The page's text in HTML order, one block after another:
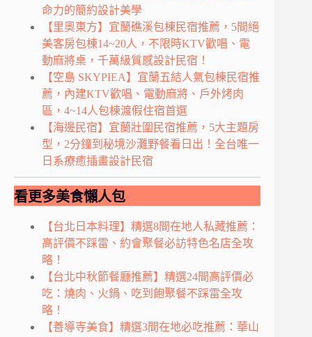
命力的簡約設計美學
【里奧東方】宜蘭礁溪包棟民宿推薦，5間絕
美客房包棟14~20人，不限時KTV歡唱、電
動麻將桌，千萬級質感設計民宿！
【空島 SKYPIEA】宜蘭五結人氣包棟民宿推
薦，內建KTV歡唱、電動麻將、戶外烤肉
區，4~14人包棟渡假住宿首選
【海邊民宿】宜蘭壯圍民宿推薦，5大主題房
型，2分鐘到秘境沙灘野餐看日出！全台唯一
日系療癒插畫設計民宿
看更多美食懶人包
【台北日本料理】精選8間在地人私藏推薦：
高評價不踩雷、約會聚餐必訪特色名店全攻
略！
【台北中秋節餐廳推薦】精選24間高評價必
吃：燒肉、火鍋、吃到飽聚餐不踩雷全攻
略！
【善導寺美食】精選3間在地必吃推薦：華山